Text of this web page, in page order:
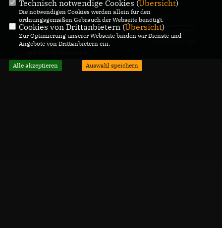
CDU Deutschlands
@2026 CDU Horn-Bad
Meinberg
Realisation: Sharkness Media
Technisch notwendige Cookies (Übersicht)
Die notwendigen Cookies werden allein für den
ordnungsgemäßen Gebrauch der Webseite benötigt.
Cookies von Drittanbietern (Übersicht)
Zur Optimierung unserer Webseite binden wir Dienste und
Angebote von Drittanbietern ein.
Alle akzeptieren Auswahl speichern